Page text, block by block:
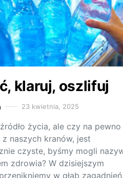
klaruj, oszlifuj
23 kwietnia, 2025
życia, ale czy na pewno
z naszych kranów, jest
czyste, byśmy mogli
zdrowia? W dzisiejszym
w głąb